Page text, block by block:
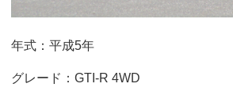
年式：平成5年
グレード：GTI-R 4WD